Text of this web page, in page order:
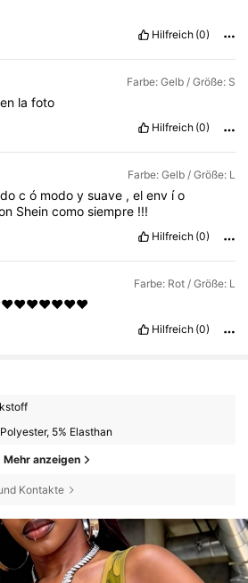
Hilfreich (0)
Farbe: Gelb / Größe: S
en la foto
Hilfreich (0)
Farbe: Gelb / Größe: L
c ó modo y suave , el env ío
Sheincomosiempre !!!
Hilfreich (0)
Farbe: Rot / Größe: L
Hilfreich (0)
5% Elasthan
Mehr anzeigen
Kontakte